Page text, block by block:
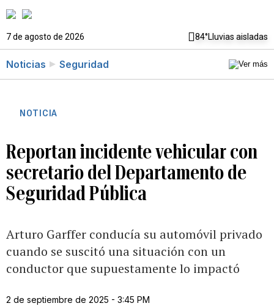
7 de agosto de 2026 84°Lluvias aisladas
Noticias Seguridad
NOTICIA
Reportan incidente vehicular con
secretario del Departamento de
Seguridad Pública
Arturo Garffer conducía su automóvil privado
cuando se suscitó una situación con un
conductor que supuestamente lo impactó
2 de septiembre de 2025 - 3:45 PM